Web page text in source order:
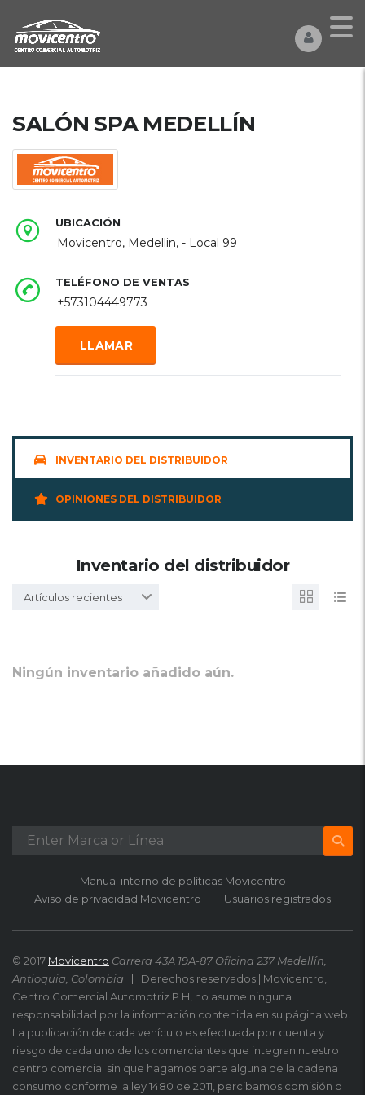
SALÓN SPA MEDELLÍN
UBICACIÓN
Movicentro, Medellin, - Local 99
TELÉFONO DE VENTAS
+573104449773
LLAMAR
INVENTARIO DEL DISTRIBUIDOR
OPINIONES DEL DISTRIBUIDOR
Inventario del distribuidor
Artículos recientes
Ningún inventario añadido aún.
Manual interno de políticas Movicentro
Aviso de privacidad Movicentro
Usuarios registrados
© 2017 Movicentro Carrera 43A 19A-87 Oficina 237 Medellín,
Antioquia, Colombia
Derechos reservados | Movicentro,
Centro Comercial Automotriz P.H, no asume ninguna
responsabilidad por la información contenida en su página web.
La publicación de cada vehículo es efectuada por cuenta y
riesgo de cada uno de los comerciantes que integran nuestro
centro comercial sin que hagamos parte alguna de la cadena
consumo conforme la ley 1480 de 2011, percibamos comisión o